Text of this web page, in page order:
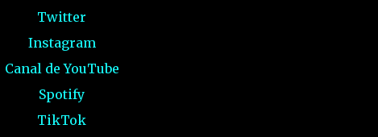
Twitter
Instagram
Canal de YouTube
Spotify
TikTok